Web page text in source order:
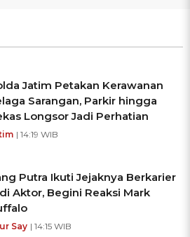
Jatim Petakan Kerawanan
Sarangan, Parkir hingga
Longsor Jadi Perhatian
| 14:19 WIB
Putra Ikuti Jejaknya Berkarier
Aktor, Begini Reaksi Mark
Say | 14:15 WIB